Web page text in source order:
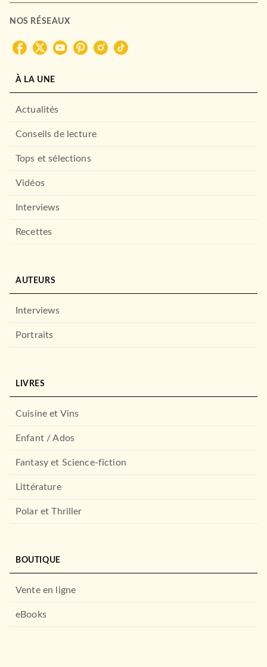
NOS RÉSEAUX
À LA UNE
Actualités
Conseils de lecture
Tops et sélections
Vidéos
Interviews
Recettes
AUTEURS
Interviews
Portraits
LIVRES
Cuisine et Vins
Enfant / Ados
Fantasy et Science-fiction
Littérature
Polar et Thriller
BOUTIQUE
Vente en ligne
eBooks